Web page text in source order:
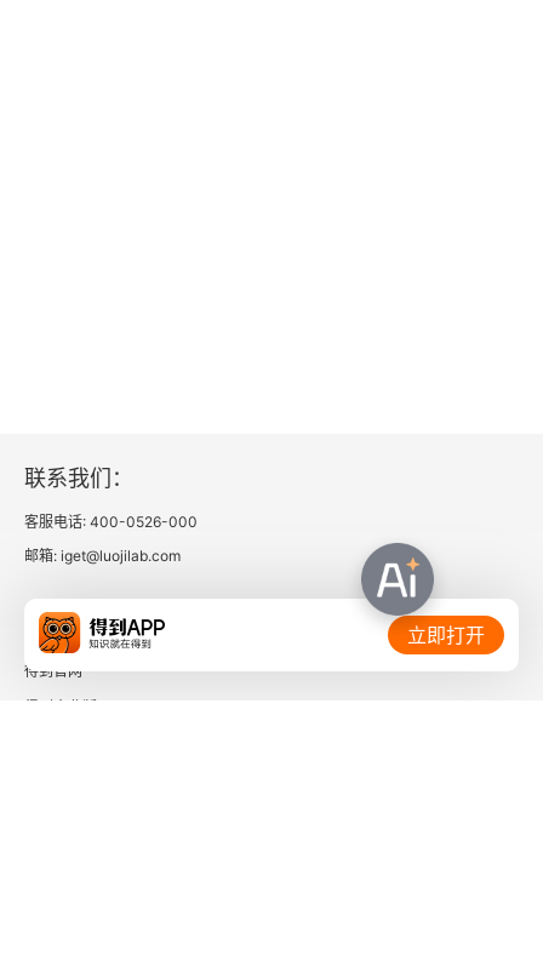
联系我们：
客服电话: 400-0526-000
邮箱: iget@luojilab.com
相关链接：
得到官网
立即打开